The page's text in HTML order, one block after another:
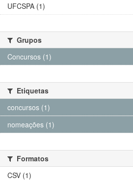
UFCSPA (1)
Grupos
Concursos (1)
Etiquetas
concursos (1)
nomeações (1)
Formatos
CSV (1)